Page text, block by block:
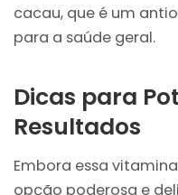
cacau, que é um
para a saúde geral.
Dicas para
Resultados
Embora essa
opção poderosa e